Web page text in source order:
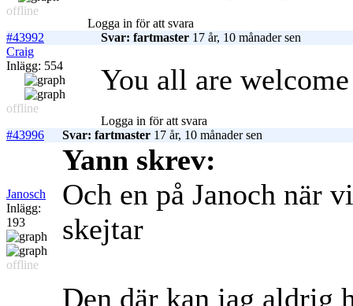
offline
Logga in för att svara
#43992
Svar: fartmaster 17 år, 10 månader sen
Craig
Inlägg: 554
offline
You all are
Logga in för att svara
#43996
Svar: fartmaster 17 år, 10 månader sen
Janosch
Inlägg:
193
offline
Yann skrev:
Och en på Janoch när
skejtar
Den där kan jag aldrig